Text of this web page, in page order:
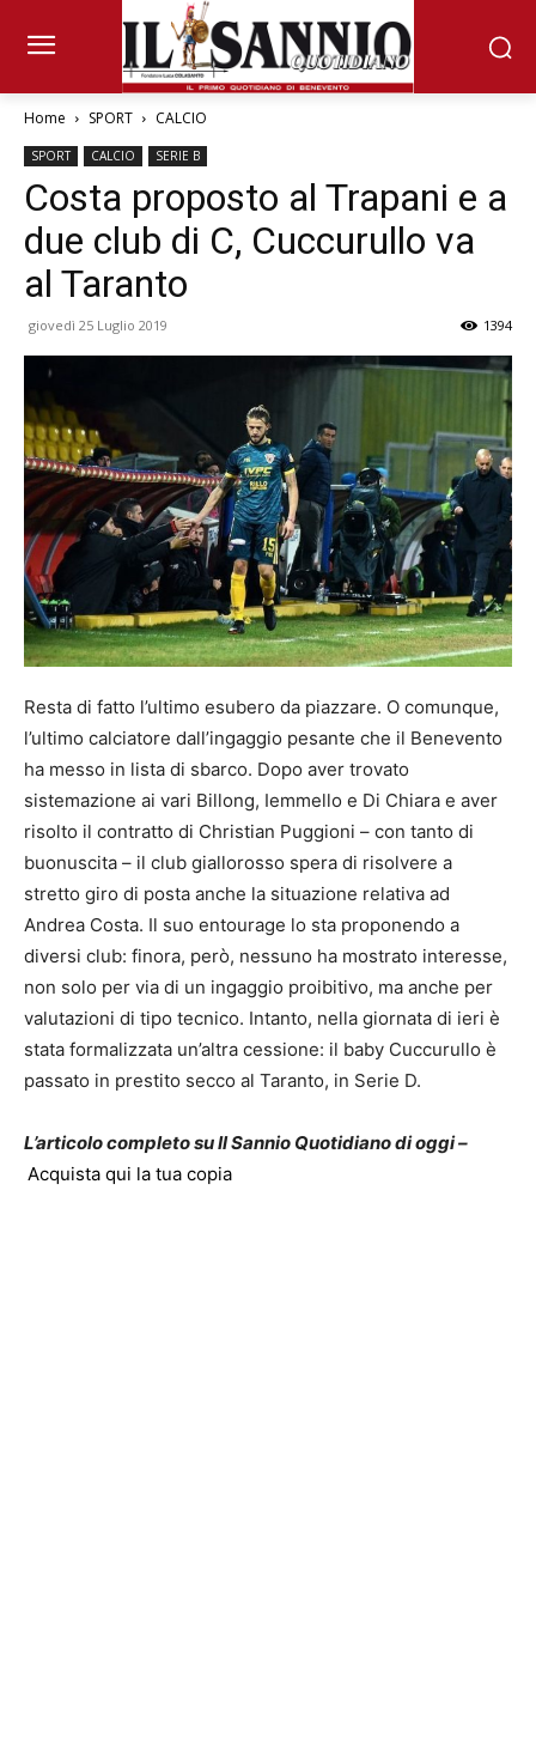
Home SPORT CALCIO
SPORT CALCIO SERIE B
Costa proposto al Trapani e a
due club di C, Cuccurullo va
al Taranto
giovedì 25 Luglio 2019 1394
Resta di fatto l’ultimo esubero da piazzare. O comunque,
l’ultimo calciatore dall’ingaggio pesante che il Benevento
ha messo in lista di sbarco. Dopo aver trovato
sistemazione ai vari Billong, Iemmello e Di Chiara e aver
risolto il contratto di Christian Puggioni – con tanto di
buonuscita – il club giallorosso spera di risolvere a
stretto giro di posta anche la situazione relativa ad
Andrea Costa. Il suo entourage lo sta proponendo a
diversi club: finora, però, nessuno ha mostrato interesse,
non solo per via di un ingaggio proibitivo, ma anche per
valutazioni di tipo tecnico. Intanto, nella giornata di ieri è
stata formalizzata un’altra cessione: il baby Cuccurullo è
passato in prestito secco al Taranto, in Serie D.
L’articolo completo su Il Sannio Quotidiano di oggi –
Acquista qui la tua copia